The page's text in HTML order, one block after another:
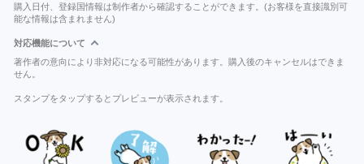
購入日付、登録国情報は制作者から確認することができます。(お客様を直接識別可
能な情報は含まれません)
対応機能について
著作者の意向により非対応になる可能性があります。購入後のキャンセルはできま
せん。
スタンプをタップするとプレビューが表示されます。